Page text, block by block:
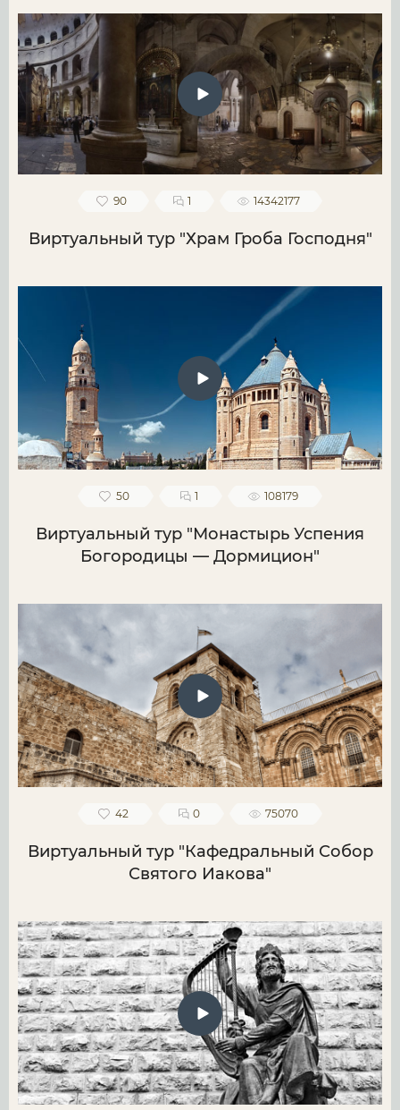
90 1 14342177
Виртуальный тур "Храм Гроба Господня"
50 1 108179
Виртуальный тур "Монастырь Успения
Богородицы — Дормицион"
42 0 75070
Виртуальный тур "Кафедральный Собор
Святого Иакова"